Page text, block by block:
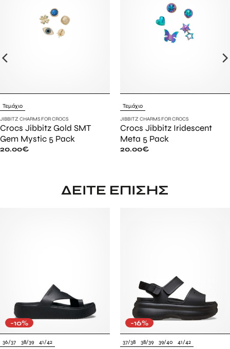
Τεμάχιο
JIBBITZ CHARMS FOR CROCS
Crocs Jibbitz Gold SMT
Gem Mystic 5 Pack
20.00€
Τεμάχιο
JIBBITZ CHARMS FOR CROCS
Crocs Jibbitz Iridescent
Meta 5 Pack
20.00€
ΔΕΊΤΕ ΕΠΊΣΗΣ
-10%
36/37 38/39 41/42
-16%
37/38 38/39 39/40 41/42